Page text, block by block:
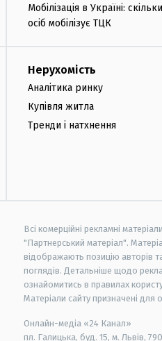
Мобілізація в Україні: скільки
осіб мобілізує ТЦК
Нерухомість
Аналітика ринку
Купівля житла
Тренди і натхнення
Всі комерційні рекламні
"Партнерський матеріал".
відображають позицію авторів
поглядів. Детальніше щодо
ознайомитись в правилах
Матеріали сайту призначені для
Онлайн-медіа «24 Канал»
пл. Галицька, буд. 15, м. Львів,